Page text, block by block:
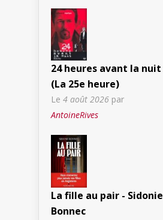
24 heures avant la nuit
(La 25e heure)
Le 4 août 2026 par
AntoineRives
La fille au pair - Sidonie
Bonnec